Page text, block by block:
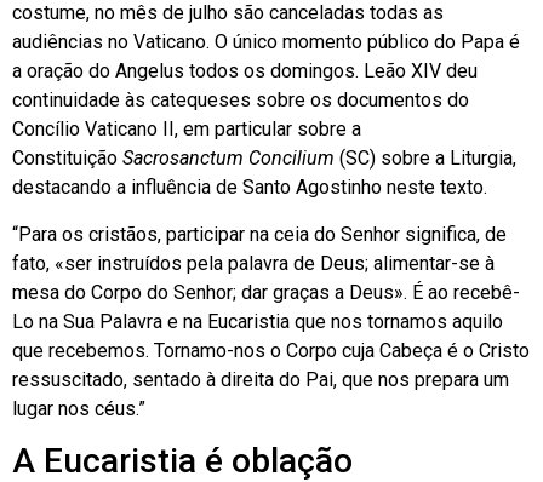
costume, no mês de julho são canceladas todas as
audiências no Vaticano. O único momento público do Papa é
a oração do Angelus todos os domingos. Leão XIV deu
continuidade às catequeses sobre os documentos do
Concílio Vaticano II, em particular sobre a
Constituição Sacrosanctum Concilium (SC) sobre a Liturgia,
destacando a influência de Santo Agostinho neste texto.
“Para os cristãos, participar na ceia do Senhor significa, de
fato, «ser instruídos pela palavra de Deus; alimentar-se à
mesa do Corpo do Senhor; dar graças a Deus». É ao recebê-
Lo na Sua Palavra e na Eucaristia que nos tornamos aquilo
que recebemos. Tornamo-nos o Corpo cuja Cabeça é o Cristo
ressuscitado, sentado à direita do Pai, que nos prepara um
lugar nos céus.”
A Eucaristia é oblação